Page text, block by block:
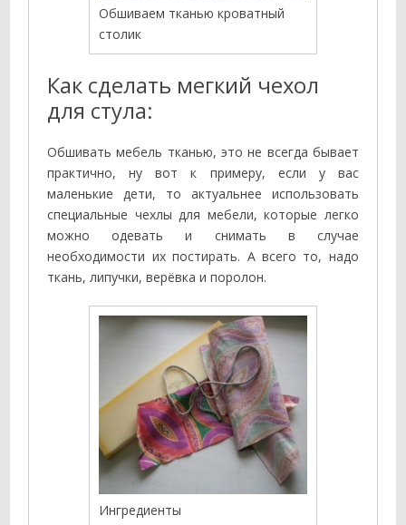
Обшиваем тканью кроватный
столик
Как сделать мегкий чехол
для стула:
Обшивать мебель тканью, это не всегда бывает
практично, ну вот к примеру, если у вас
маленькие дети, то актуальнее использовать
специальные чехлы для мебели, которые легко
можно одевать и снимать в случае
необходимости их постирать. А всего то, надо
ткань, липучки, верёвка и поролон.
Ингредиенты